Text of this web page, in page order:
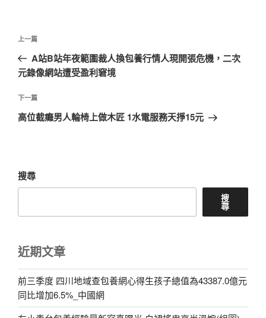
文
導
覽
上
一
篇
章
上一篇
A站B站年夜範圍裁人換包養行情人現開張危機，二次
元錄像網站遭受盈利窘境
下
一
下一篇
高位截癱男人輪椅上做木匠 1水電服務天掙15元
搜尋
搜
尋
近期文章
前三季度 四川地域查包養網心得生孩子總值為43387.0億元
同比增加6.5%_中國網